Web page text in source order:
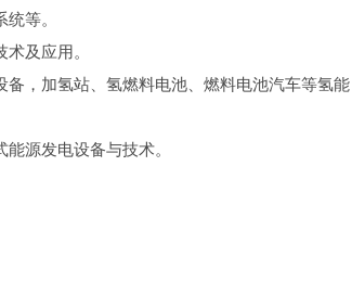
等。
及应用。
，加氢站、氢燃料电池、燃料电池汽车等氢能
源发电设备与技术。